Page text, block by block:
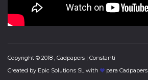
Copyright © 2018 , Cadpapers | Constantí
Created by Epic Solutions SL with para Cadpapers